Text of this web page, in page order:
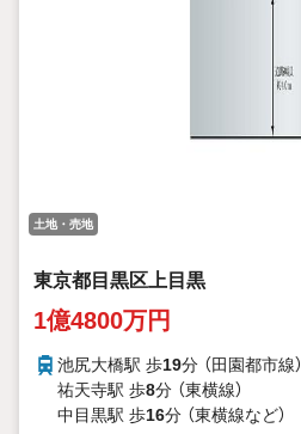
土地・売地
東京都目黒区上目黒
1億4800万円
池尻大橋駅 歩19分 （田園都市線）
祐天寺駅 歩8分 （東横線）
中目黒駅 歩16分 （東横線など）